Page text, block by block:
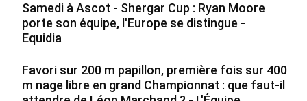
Samedi à Ascot - Shergar Cup : Ryan Moore
porte son équipe, l'Europe se distingue -
Equidia
Favori sur 200 m papillon, première fois sur 400
m nage libre en grand Championnat : que faut-il